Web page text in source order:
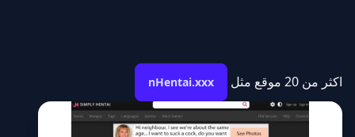
اكثر من 20 موقع مثل nHentai.xxx